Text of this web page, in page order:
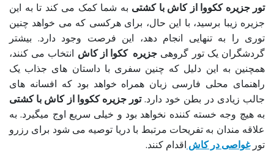
تور جزیره ککووا از کاش با کشتی به شما کمک می کند تا به این
جزیره زیبا برسید، با این حال، برای هرکسی که می خواهد چنین
توری را به تنهایی انجام دهد، این فرصت وجود دارد. بیشتر
گردشگران یک تور گروهی جزیره ککوا از کاش انتخاب می کنند،
همچنین به این دلیل که چنین سفری با داستان های جذاب یک
راهنمای محلی فارسی زبان همراه خواهد بود که افسانه های
جالب زیادی در بطن خود دارد.تور جزیره ککووا از کاش با کشتی
به هیچ وجه خسته کننده نخواهد بود و خیلی سریع اوج میگیرد. به
علاقه مندان به تفریحات مرتبط با دریا توصیه می شود برای رزرو
تورغواصی در کاش اقدام کنند.